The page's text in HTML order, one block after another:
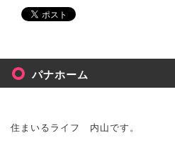
パナホーム
住まいるライフ 内山です。